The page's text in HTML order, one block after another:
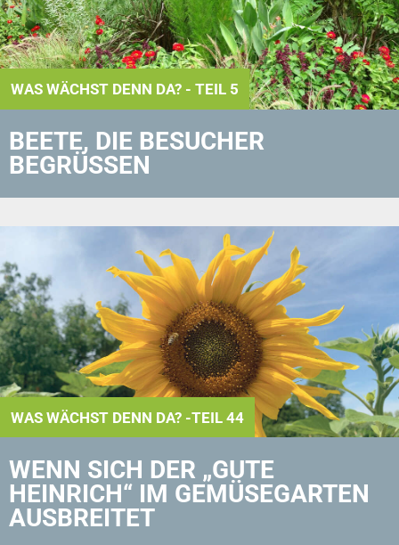
WAS WÄCHST DENN DA? - TEIL 5
BEETE, DIE BESUCHER
BEGRÜSSEN
WAS WÄCHST DENN DA? -TEIL 44
WENN SICH DER „GUTE
HEINRICH“ IM GEMÜSEGARTEN
AUSBREITET